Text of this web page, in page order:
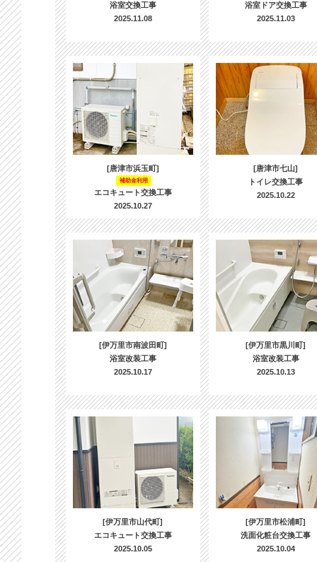
浴室交換工事
2025.11.08
浴室ドア交換工事
2025.11.03
[唐津市浜玉町]
補助金利用
エコキュート交換工事
2025.10.27
[唐津市七山]
トイレ交換工事
2025.10.22
[伊万里市南波田町]
浴室改装工事
2025.10.17
[伊万里市黒川町]
浴室改装工事
2025.10.13
[伊万里市山代町]
エコキュート交換工事
2025.10.05
[伊万里市松浦町]
洗面化粧台交換工事
2025.10.04